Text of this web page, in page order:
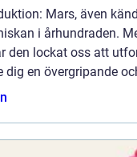
Mars, även
i århundraden.
den lockat oss att
dig en övergripande